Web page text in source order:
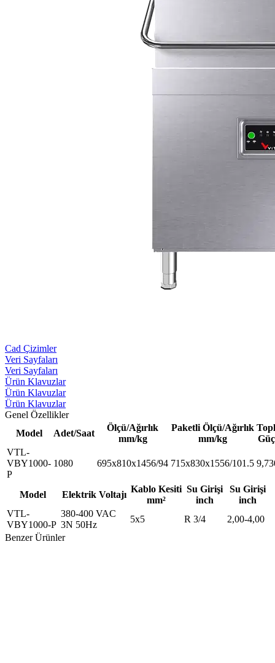
Cad Çizimler
Veri Sayfaları
Veri Sayfaları
Ürün Klavuzlar
Ürün Klavuzlar
Ürün Klavuzlar
Genel Özellikler
Model
Adet/Saat
Ölçü/Ağırlık
mm/kg
Paketli Ölçü/Ağırlık
mm/kg
VTL-
VBY1000-
P
1080 695x810x1456/94 715x830x1556/101.5
Model Elektrik Voltajı
Kablo Kesiti
mm²
Su Girişi
inch
Su Girişi
inch
VTL-
VBY1000-P
380-400 VAC
3N 50Hz
5x5 R 3/4
2,00-4,00
Benzer Ürünler